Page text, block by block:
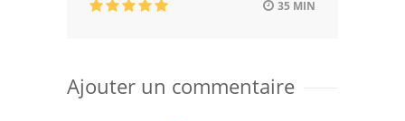
35 MIN
Ajouter un commentaire